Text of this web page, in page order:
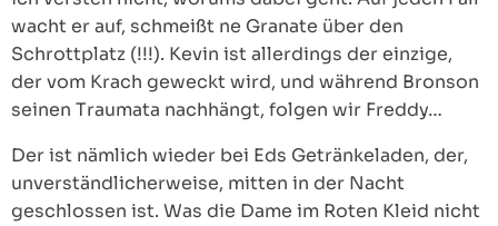
wacht er auf, schmeißt ne Granate über den
Schrottplatz (!!!). Kevin ist allerdings der einzige,
der vom Krach geweckt wird, und während Bronson
seinen Traumata nachhängt, folgen wir Freddy…
Der ist nämlich wieder bei Eds Getränkeladen, der,
unverständlicherweise, mitten in der Nacht
geschlossen ist. Was die Dame im Roten Kleid nicht